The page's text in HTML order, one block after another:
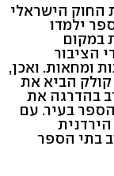
החוק הישראלי
ילמדו
במקום
הציבור
ומחאות. ואכן,
קולק הביא את
בהדרגה את
בעיר. עם
בתי הספר